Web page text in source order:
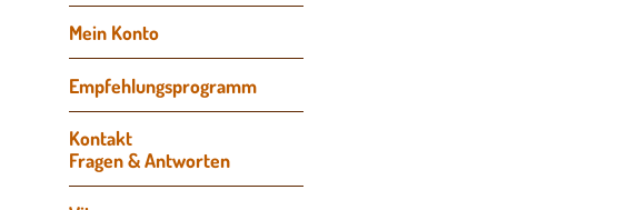
Mein Konto
Empfehlungsprogramm
Kontakt
Fragen & Antworten